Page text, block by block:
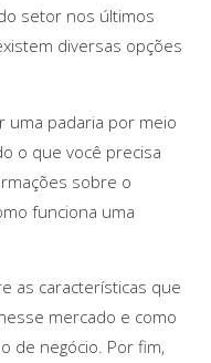
setor nos últimos
diversas opções
uma padaria por meio
o que você precisa
sobre o
funciona uma
as características que
mercado e como
de negócio. Por fim,